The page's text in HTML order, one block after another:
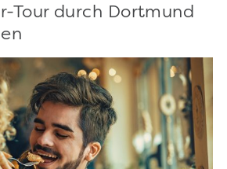
Tour durch Dortmund